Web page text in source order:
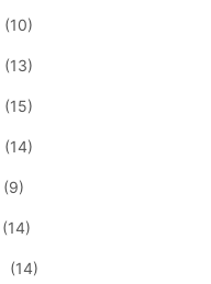
(10)
(13)
(15)
(14)
(9)
(14)
(14)